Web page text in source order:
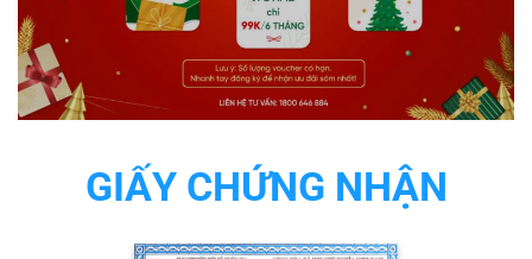
GIẤY CHỨNG NHẬN